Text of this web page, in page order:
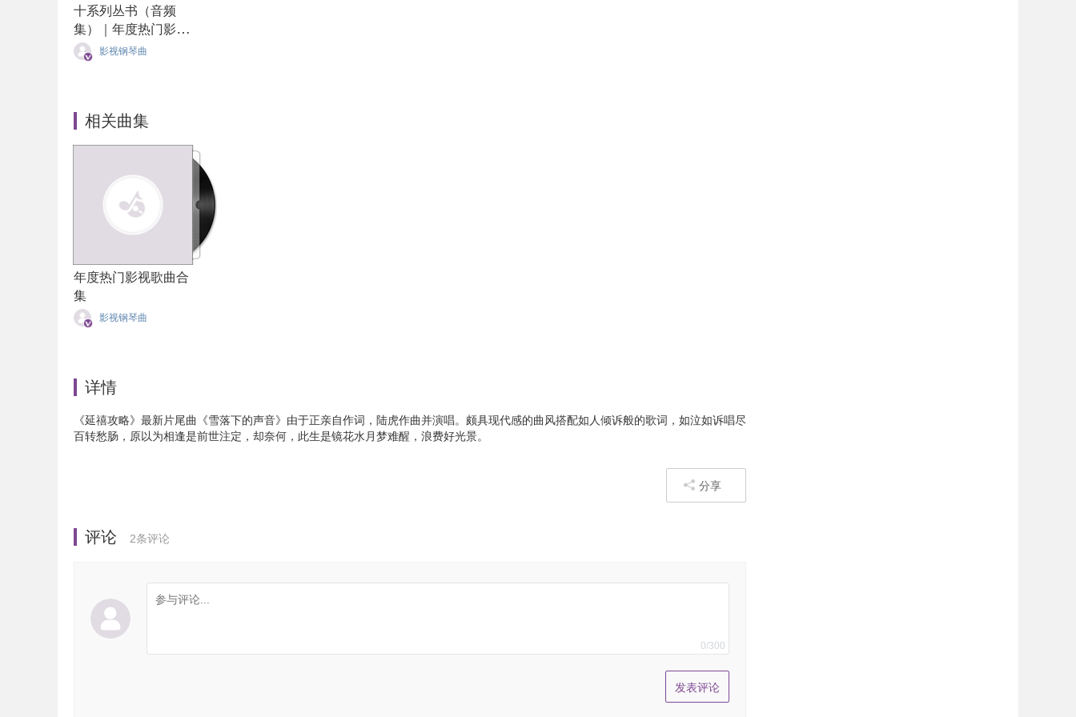
十系列丛书（音频
集）｜年度热门影视
歌曲合集
影视钢琴曲
相关曲集
年度热门影视歌曲合
集
影视钢琴曲
详情
《延禧攻略》最新片尾曲《雪落下的声音》由于正亲自作词，陆虎作曲并演唱。颇具现代感的曲风搭配如人倾诉般的歌词，如泣如诉唱尽
百转愁肠，原以为相逢是前世注定，却奈何，此生是镜花水月梦难醒，浪费好光景。
分享
评论 2条评论
0/300